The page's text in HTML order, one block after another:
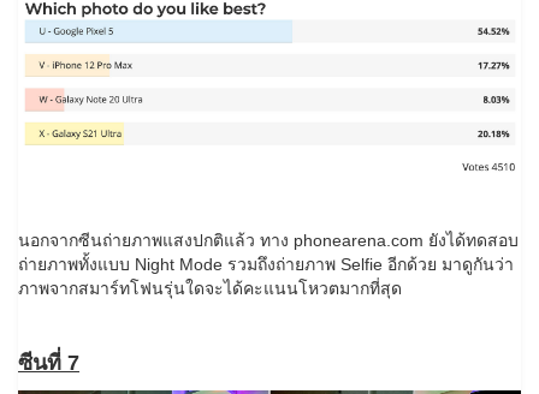
นอกจากซีนถ่ายภาพแสงปกติแล้ว ทาง phonearena.com ยังได้ทดสอบ
ถ่ายภาพทั้งแบบ Night Mode รวมถึงถ่ายภาพ Selfie อีกด้วย มาดูกันว่า
ภาพจากสมาร์ทโฟนรุ่นใดจะได้คะแนนโหวตมากที่สุด
ซีนที่ 7